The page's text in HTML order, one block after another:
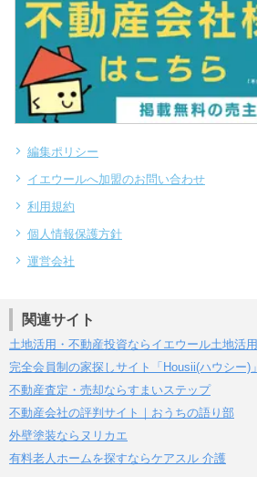
編集ポリシー
イエウールへ加盟のお問い合わせ
利用規約
個人情報保護方針
運営会社
関連サイト
土地活用・不動産投資ならイエウール土地活用
完全会員制の家探しサイト「Housii(ハウシー)」
不動産査定・売却ならすまいステップ
不動産会社の評判サイト｜おうちの語り部
外壁塗装ならヌリカエ
有料老人ホームを探すならケアスル 介護